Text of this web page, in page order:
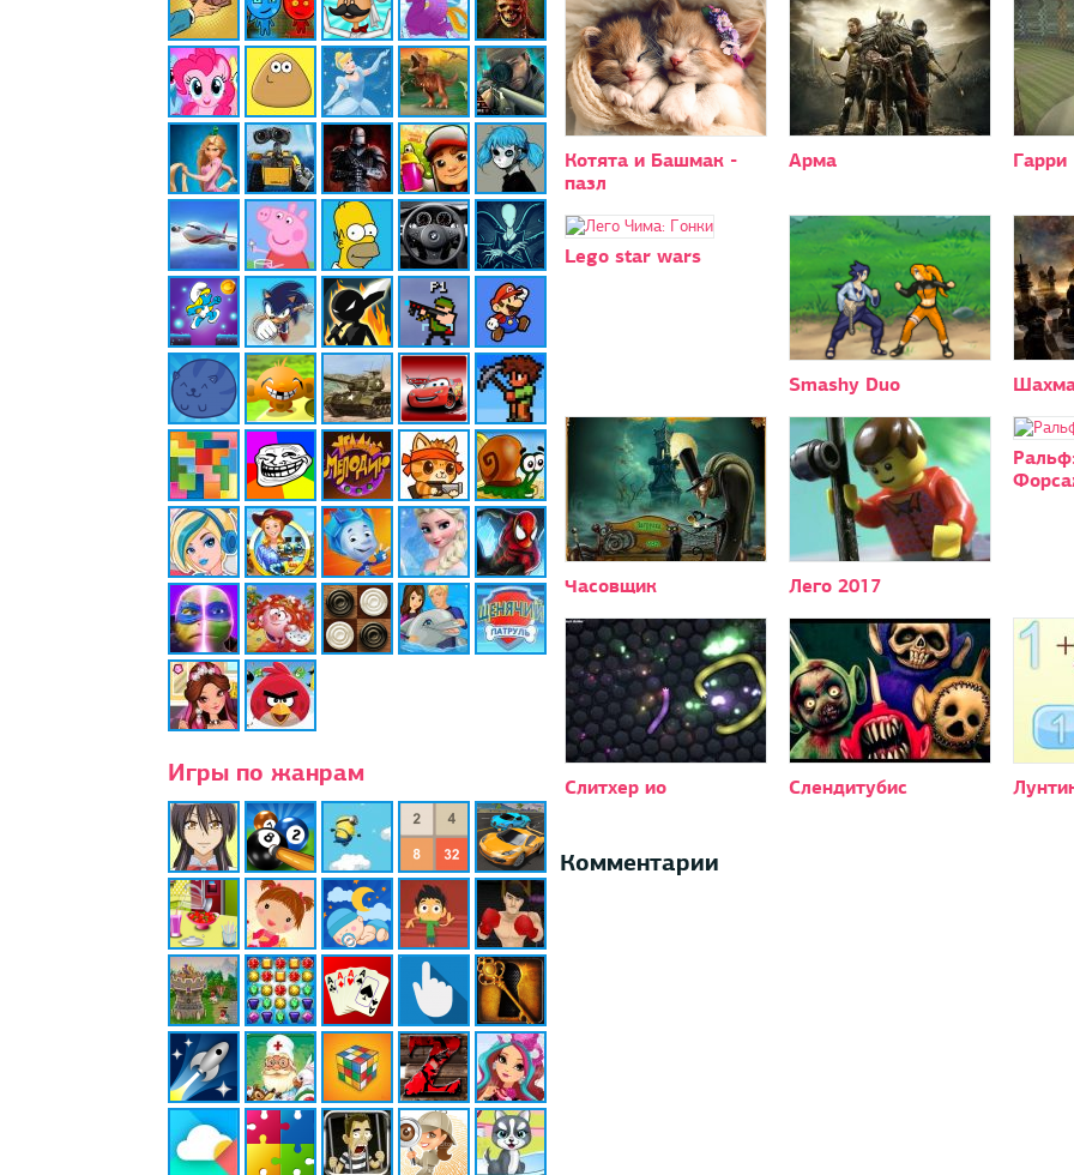
Игры по жанрам
Котята и Башмак -
пазл
Арма Гарри
Lego star wars
Smashy Duo
Часовщик Лего 2017
Слитхер ио Слендитубис
Комментарии